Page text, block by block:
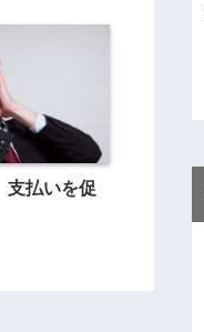
払いを促